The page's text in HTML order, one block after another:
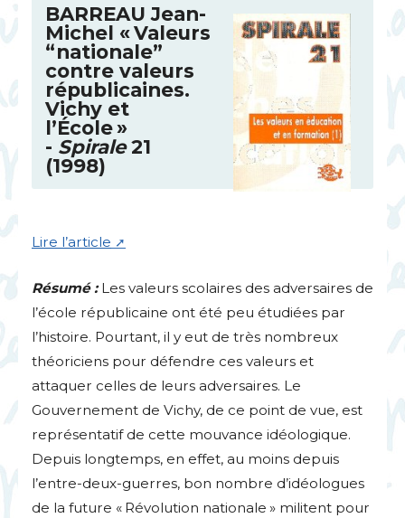
BARREAU Jean-
Michel «Valeurs
“nationale”
contre valeurs
républicaines.
Vichy et
l’École»
- Spirale21
(1998)
Lire l’article
Résumé : Les valeurs scolaires des adversaires de
l’école républicaine ont été peu étudiées par
l’histoire. Pourtant, il y eut de très nombreux
théoriciens pour défendre ces valeurs et
attaquer celles de leurs adversaires. Le
Gouvernement de Vichy, de ce point de vue, est
représentatif de cette mouvance idéologique.
Depuis longtemps, en effet, au moins depuis
l’entre-deux-guerres, bon nombre d’idéologues
de la future « Révolution nationale » militent pour